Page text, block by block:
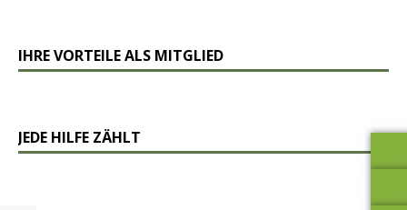
IHRE VORTEILE ALS MITGLIED
JEDE HILFE ZÄHLT